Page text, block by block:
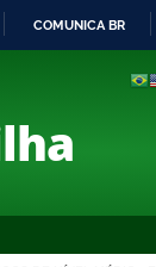
PARA
COMUNICA BR